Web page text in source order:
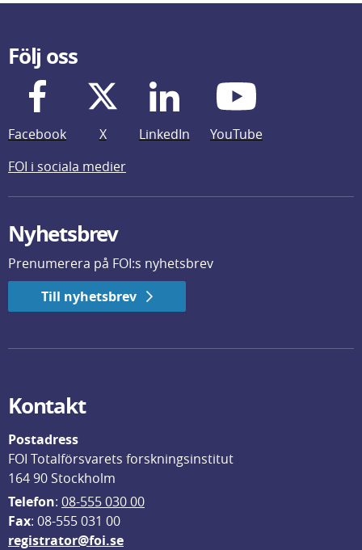
Följ oss
Facebook X LinkedIn
YouTube
FOI i sociala medier
Nyhetsbrev
Prenumerera på FOI:s nyhetsbrev
Till nyhetsbrev
Kontakt
Postadress
FOI Totalförsvarets forskningsinstitut
164 90 Stockholm
Telefon: 08-555 030 00
Fax: 08-555 031 00
registrator@foi.se